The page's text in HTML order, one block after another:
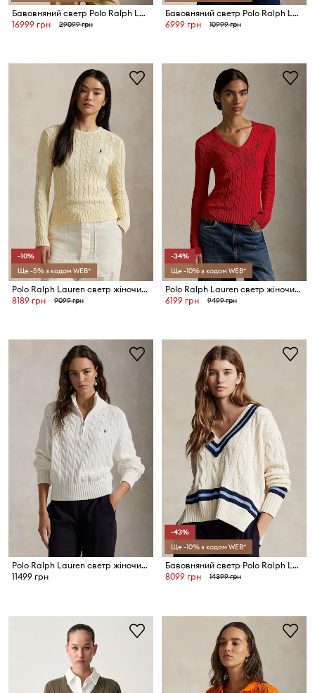
Бавовняний светр Polo Ralph Lauren
16999 грн
29099 грн
Бавовняний светр Polo Ralph Lauren
6999 грн
10999 грн
-10%
Ще -5% з кодом WEB*
Polo Ralph Lauren светр жіночий бавовняний
8189 грн
9099 грн
-34%
Ще -10% з кодом WEB*
Polo Ralph Lauren светр жіночий бавовняний
6199 грн
9499 грн
Polo Ralph Lauren светр жіночий бавовняний
11499 грн
-43%
Ще -10% з кодом WEB*
Бавовняний светр Polo Ralph Lauren
8099 грн
14399 грн